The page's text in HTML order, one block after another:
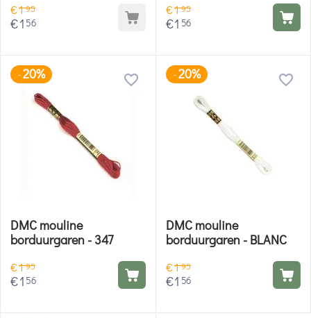
€195
€1 56
€195
€1 56
-20%
DMC mouline
borduurgaren - 347
€195
€1 56
-20%
DMC mouline
borduurgaren - BLANC
€195
€1 56